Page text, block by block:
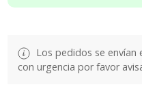
Los pedidos se envían
con urgencia por favor